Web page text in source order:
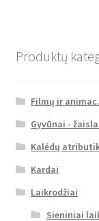
Produktų
Filmų ir
Gyvūnai -
Kalėdų
Kardai
Laikrodžiai
Sieniniai